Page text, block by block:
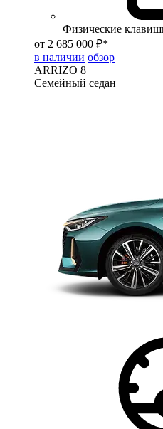
Физические
от 2 685 000 ₽*
в наличии обзор
ARRIZO 8
Семейный седан